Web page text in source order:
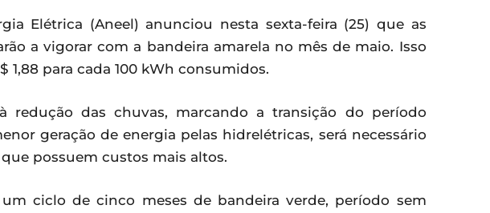
Elétrica (Aneel) anunciou nesta sexta-feira (25) que as
a vigorar com a bandeira amarela no mês de maio. Isso
1,88 para cada 100 kWh consumidos.
redução das chuvas, marcando a transição do período
geração de energia pelas hidrelétricas, será necessário
possuem custos mais altos.
ciclo de cinco meses de bandeira verde, período sem